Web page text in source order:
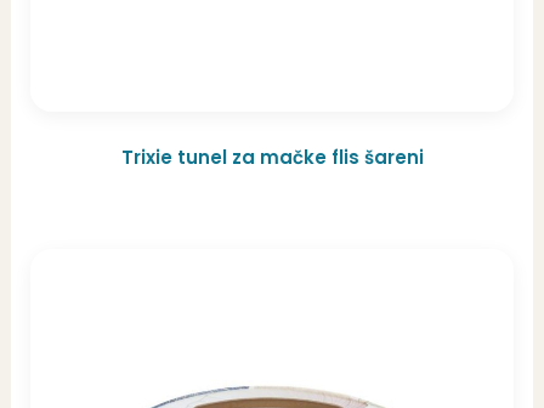
Trixie tunel za mačke flis šareni